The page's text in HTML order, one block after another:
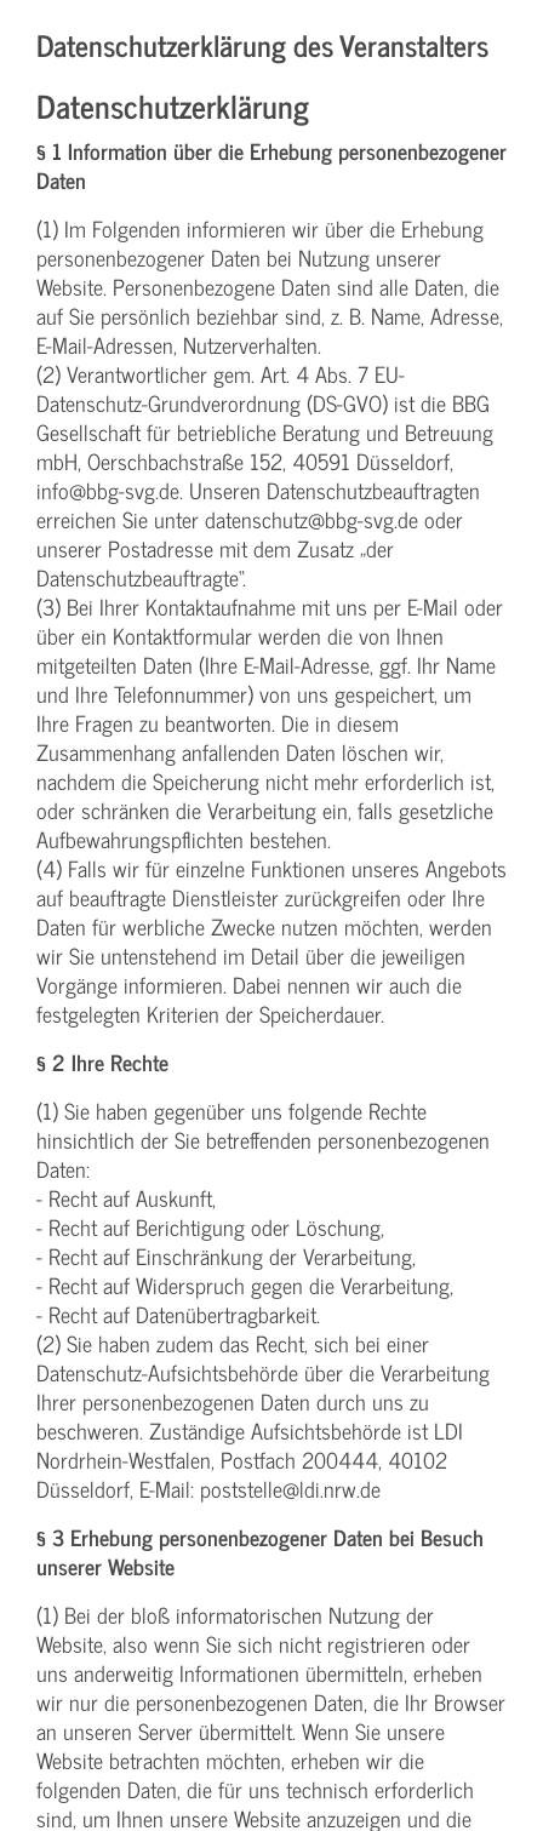
Datenschutzerklärung des Veranstalters
Datenschutzerklärung
§ 1 Information über die Erhebung personenbezogener
Daten
(1) Im Folgenden informieren wir über die Erhebung
personenbezogener Daten bei Nutzung unserer
Website. Personenbezogene Daten sind alle Daten, die
auf Sie persönlich beziehbar sind, z. B. Name, Adresse,
E-Mail-Adressen, Nutzerverhalten.
(2) Verantwortlicher gem. Art. 4 Abs. 7 EU-
Datenschutz-Grundverordnung (DS-GVO) ist die BBG
Gesellschaft für betriebliche Beratung und Betreuung
mbH, Oerschbachstraße 152, 40591 Düsseldorf,
info@bbg-svg.de. Unseren Datenschutzbeauftragten
erreichen Sie unter datenschutz@bbg-svg.de oder
unserer Postadresse mit dem Zusatz „der
Datenschutzbeauftragte“.
(3) Bei Ihrer Kontaktaufnahme mit uns per E-Mail oder
über ein Kontaktformular werden die von Ihnen
mitgeteilten Daten (Ihre E-Mail-Adresse, ggf. Ihr Name
und Ihre Telefonnummer) von uns gespeichert, um
Ihre Fragen zu beantworten. Die in diesem
Zusammenhang anfallenden Daten löschen wir,
nachdem die Speicherung nicht mehr erforderlich ist,
oder schränken die Verarbeitung ein, falls gesetzliche
Aufbewahrungspflichten bestehen.
(4) Falls wir für einzelne Funktionen unseres Angebots
auf beauftragte Dienstleister zurückgreifen oder Ihre
Daten für werbliche Zwecke nutzen möchten, werden
wir Sie untenstehend im Detail über die jeweiligen
Vorgänge informieren. Dabei nennen wir auch die
festgelegten Kriterien der Speicherdauer.
§ 2 Ihre Rechte
(1) Sie haben gegenüber uns folgende Rechte
hinsichtlich der Sie betreffenden personenbezogenen
Daten:
- Recht auf Auskunft,
- Recht auf Berichtigung oder Löschung,
- Recht auf Einschränkung der Verarbeitung,
- Recht auf Widerspruch gegen die Verarbeitung,
- Recht auf Datenübertragbarkeit.
(2) Sie haben zudem das Recht, sich bei einer
Datenschutz-Aufsichtsbehörde über die Verarbeitung
Ihrer personenbezogenen Daten durch uns zu
beschweren. Zuständige Aufsichtsbehörde ist LDI
Nordrhein-Westfalen, Postfach 200444, 40102
Düsseldorf, E-Mail: poststelle@ldi.nrw.de
§ 3 Erhebung personenbezogener Daten bei Besuch
unserer Website
(1) Bei der bloß informatorischen Nutzung der
Website, also wenn Sie sich nicht registrieren oder
uns anderweitig Informationen übermitteln, erheben
wir nur die personenbezogenen Daten, die Ihr Browser
an unseren Server übermittelt. Wenn Sie unsere
Website betrachten möchten, erheben wir die
folgenden Daten, die für uns technisch erforderlich
sind, um Ihnen unsere Website anzuzeigen und die